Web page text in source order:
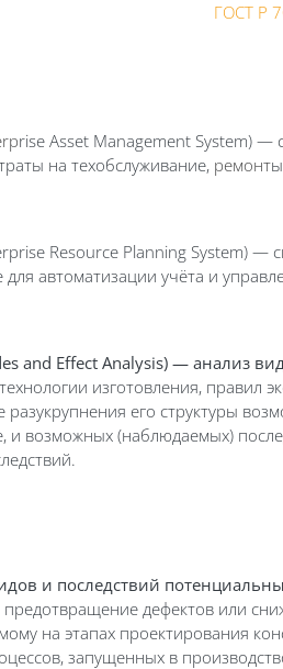
ГОСТ Р
rise Asset Management System) —
на техобслуживание, ремонт
Resource Planning System)
автоматизации учёта и
and Effect Analysis) — анализ
изготовления, правил
разукрупнения его структуры
и возможных (наблюдаемых)
и последствий
дефектов или
на этапах проектирования
запущенных в